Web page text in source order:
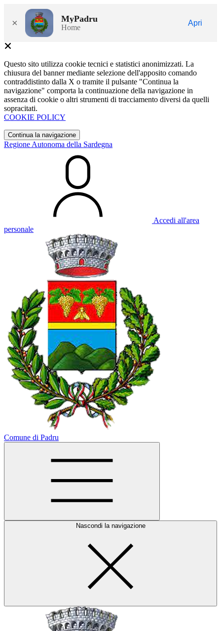
× MyPadru
Home
Apri
Questo sito utilizza cookie tecnici e statistici anonimizzati. La
chiusura del banner mediante selezione dell'apposito comando
contraddistinto dalla X o tramite il pulsante "Continua la
navigazione" comporta la continuazione della navigazione in
assenza di cookie o altri strumenti di tracciamento diversi da quelli
sopracitati.
COOKIE POLICY
Continua la navigazione
Regione Autonoma della Sardegna
Accedi all'area
personale
Comune di Padru
Nascondi la navigazione